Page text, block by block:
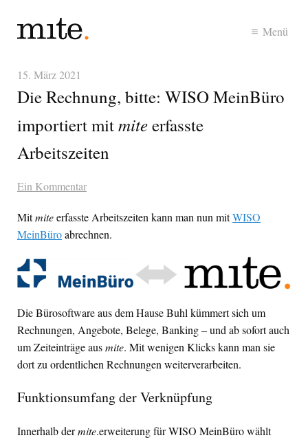
Menü
15. März 2021
Die Rechnung, bitte: WISO MeinBüro
importiert mitmiteerfasste
Arbeitszeiten
Ein Kommentar
Mitmiteerfasste Arbeitszeiten kann man nun mitWISO
MeinBüroabrechnen.
Die Bürosoftware aus dem Hause Buhl kümmert sich um
Rechnungen, Angebote, Belege, Banking – und ab sofort auch
um Zeiteinträge ausmite. Mit wenigen Klicks kann man sie
dort zu ordentlichen Rechnungen weiterverarbeiten.
Funktionsumfang der Verknüpfung
Innerhalb dermite.erweiterung fürWISO MeinBüro wählt